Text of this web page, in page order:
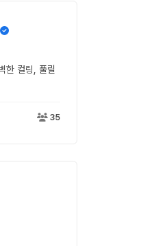
한 컬링, 풀릴
35